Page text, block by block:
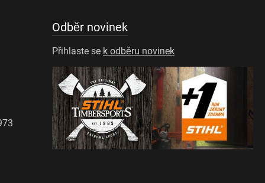
Odběr novinek
Přihlaste se k odběru novinek